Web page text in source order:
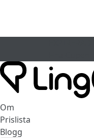
Om
Prislista
Blogg